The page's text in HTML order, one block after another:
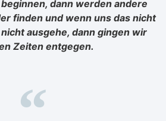
dann werden andere
finden und wenn uns das nicht
ausgehe, dann gingen wir
Zeiten entgegen.